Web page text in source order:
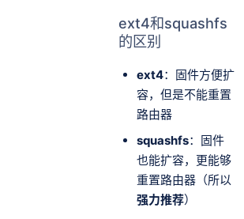
ext4和squashfs
的区别
ext4：固件方便扩
容，但是不能重置
路由器
squashfs：固件
也能扩容，更能够
重置路由器（所以
强力推荐）